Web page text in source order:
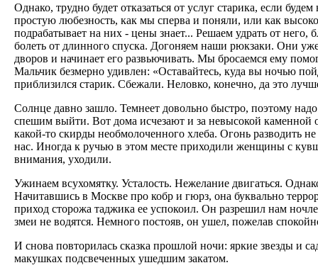
Однако, трудно будет отказаться от услуг старика, если
простую любезность, как мы сперва и поняли, или как
подрабатывает на них - цены знает... Решаем удрать от
болеть от длинного спуска. Догоняем наши рюкзаки. Они
дворов и начинает его развьючивать. Мы бросаемся ему
Мальчик безмерно удивлен: «Оставайтесь, куда вы ночью
приблизился старик. Сбежали. Неловко, конечно, да это
Солнце давно зашло. Темнеет довольно быстро, поэтому
спешим выйти. Вот дома исчезают и за невысокой каменной
какой-то скирды необмолоченного хлеба. Огонь разводить
нас. Иногда к ручью в этом месте приходили женщины с
внимания, уходили.
Ужинаем всухомятку. Усталость. Нежелание двигаться.
Начитавшись в Москве про кобр и гюрз, она буквально
приход сторожа таджика ее успокоил. Он разрешил нам
змеи не водятся. Немного постояв, он ушел, пожелав
И снова повторилась сказка прошлой ночи: яркие звезды
макушках подсвеченных ушедшим закатом.